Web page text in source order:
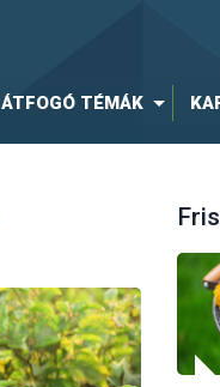
ÁTFOGÓ TÉMÁK